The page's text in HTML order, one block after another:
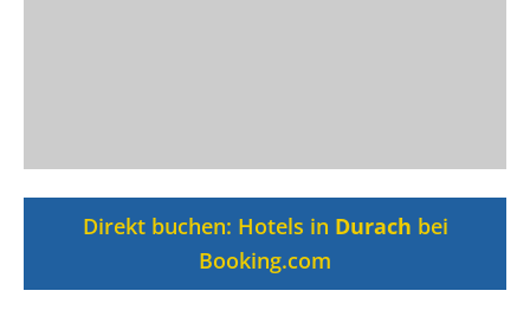
Direkt buchen: Hotels in Durach bei
Booking.com